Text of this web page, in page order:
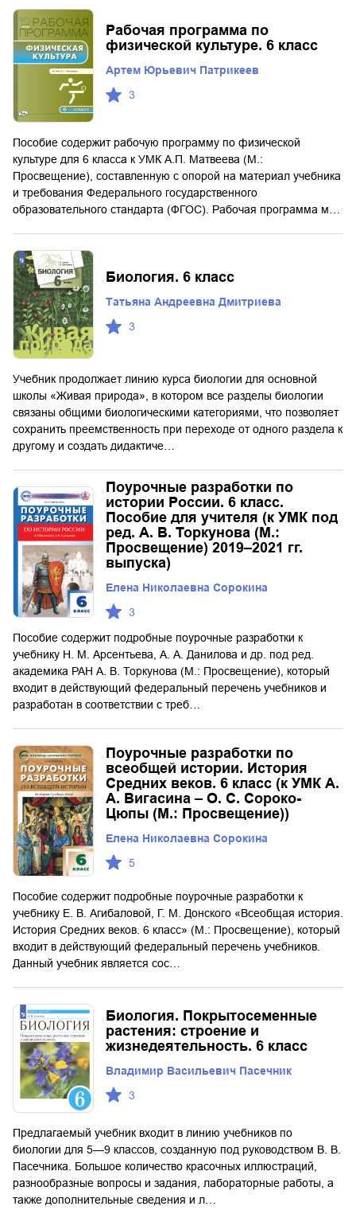
Рабочая программа по
физической культуре. 6 класс
Артем Юрьевич Патрикеев
3
Пособие содержит рабочую программу по физической
культуре для 6 класса к УМК А.П. Матвеева (М.:
Просвещение), составленную с опорой на материал учебника
и требования Федерального государственного
образовательного стандарта (ФГОС). Рабочая программа м…
Биология. 6 класс
Татьяна Андреевна Дмитриева
3
Учебник продолжает линию курса биологии для основной
школы «Живая природа», в котором все разделы биологии
связаны общими биологическими категориями, что позволяет
сохранить преемственность при переходе от одного раздела к
другому и создать дидактиче…
Поурочные разработки по
истории России. 6 класс.
Пособие для учителя (к УМК под
ред. А. В. Торкунова (М.:
Просвещение) 2019–2021 гг.
выпуска)
Елена Николаевна Сорокина
3
Пособие содержит подробные поурочные разработки к
учебнику Н. М. Арсентьева, А. А. Данилова и др. под ред.
академика РАН А. В. Торкунова (М.: Просвещение), который
входит в действующий федеральный перечень учебников и
разработан в соответствии с треб…
Поурочные разработки по
всеобщей истории. История
Средних веков. 6 класс (к УМК А.
А. Вигасина – О. С. Сороко-
Цюпы (М.: Просвещение))
Елена Николаевна Сорокина
5
Пособие содержит подробные поурочные разработки к
учебнику Е. В. Агибаловой, Г. М. Донского «Всеобщая история.
История Средних веков. 6 класс» (М.: Просвещение), который
входит в действующий федеральный перечень учебников.
Данный учебник является сос…
Биология. Покрытосеменные
растения: строение и
жизнедеятельность. 6 класс
Владимир Васильевич Пасечник
3
Предлагаемый учебник входит в линию учебников по
биологии для 5—9 классов, созданную под руководством В. В.
Пасечника. Большое количество красочных иллюстраций,
разнообразные вопросы и задания, лабораторные работы, а
также дополнительные сведения и л…